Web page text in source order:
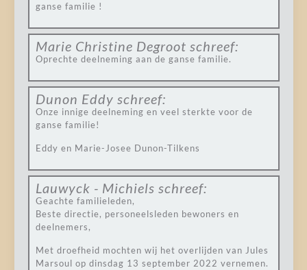
ganse familie !
Marie Christine Degroot schreef:
Oprechte deelneming aan de ganse familie.
Dunon Eddy schreef:
Onze innige deelneming en veel sterkte voor de
ganse familie!
Eddy en Marie-Josee Dunon-Tilkens
Lauwyck - Michiels schreef:
Geachte familieleden,
Beste directie, personeelsleden bewoners en
deelnemers,
Met droefheid mochten wij het overlijden van Jules
Marsoul op dinsdag 13 september 2022 vernemen.